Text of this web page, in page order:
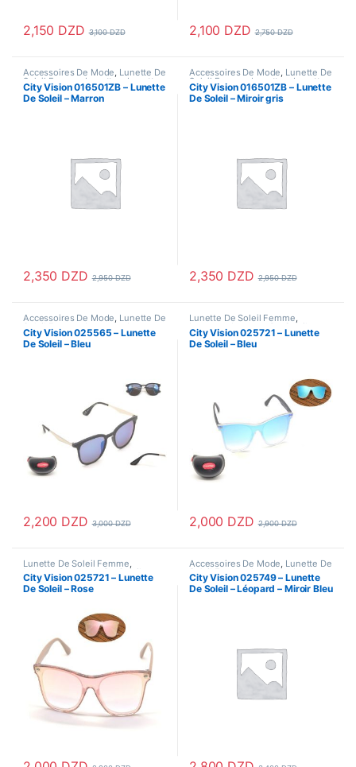
2,150 DZD 3,100DZD 2,100 DZD 2,750DZD
Accessoires De Mode, Lunette De
Soleil Femme ,Lunettes Lunettes
De Soleil,Lunettes De Soleil
Homme
City Vision 016501ZB – Lunette
De Soleil – Marron
2,350 DZD 2,950DZD
Accessoires De Mode, Lunette De
Soleil Femme ,Lunettes Lunettes
De Soleil,Lunettes De Soleil
Homme
City Vision 016501ZB – Lunette
De Soleil – Miroir gris
2,350 DZD 2,950DZD
Accessoires De Mode, Lunette De
Soleil Femme , Lunettes,
De Soleil,Lunettes De Soleil
Homme
City Vision 025565 – Lunette
De Soleil – Bleu
2,200 DZD 3,000DZD
Lunette De Soleil Femme,
Lunettes, Lunettes De Soleil
Lunettes De Soleil Homme
City Vision 025721 – Lunette
De Soleil – Bleu
2,000 DZD 2,900DZD
Lunette De Soleil Femme
Lunettes, Lunettes De Soleil
City Vision 025721 – Lunette
De Soleil – Rose
Accessoires De Mode Lunette De
Soleil Femme , Lunettes
De Soleil,Lunettes De Soleil
Homme
City Vision 025749 – Lunette
De Soleil – Léopard – Miroir Bleu